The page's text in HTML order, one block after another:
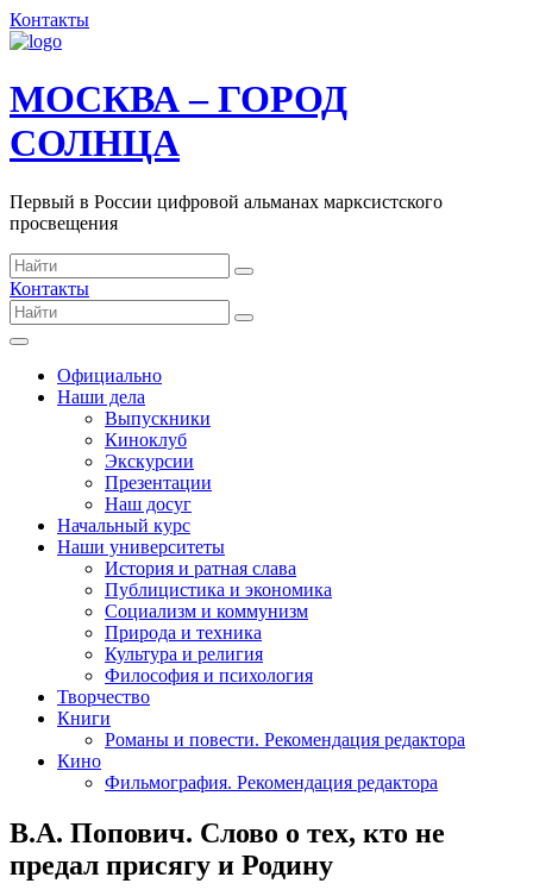
Контакты
МОСКВА – ГОРОД
СОЛНЦА
Первый в России цифровой альманах марксистского
просвещения
Контакты
Официально
Наши дела
Выпускники
Киноклуб
Экскурсии
Презентации
Наш досуг
Начальный курс
Наши университеты
История и ратная слава
Публицистика и экономика
Социализм и коммунизм
Природа и техника
Культура и религия
Философия и психология
Творчество
Книги
Романы и повести. Рекомендация редактора
Кино
Фильмография. Рекомендация редактора
В.А. Попович. Слово о тех, кто не
предал присягу и Родину